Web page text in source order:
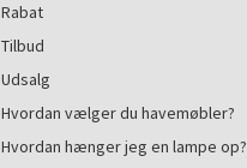
Rabat
Tilbud
Udsalg
Hvordan vælger du havemøbler?
Hvordan hænger jeg en lampe op?